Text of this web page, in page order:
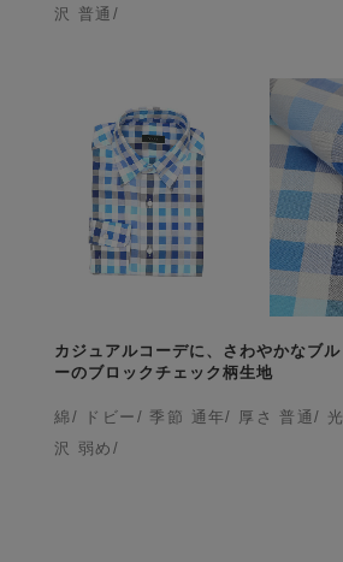
沢 普通/
カジュアルコーデに、さわやかなブル
ーのブロックチェック柄生地
綿/ ドビー/ 季節 通年/ 厚さ 普通/ 光
沢 弱め/